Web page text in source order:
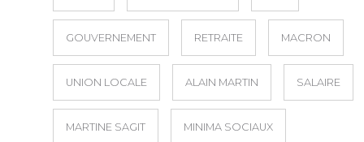
GOUVERNEMENT RETRAITE MACRON
UNION LOCALE ALAIN MARTIN SALAIRE
MARTINE SAGIT MINIMA SOCIAUX